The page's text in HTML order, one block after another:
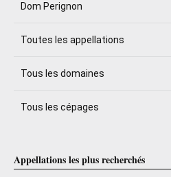
Dom Perignon
Toutes les appellations
Tous les domaines
Tous les cépages
Appellations les plus recherchés